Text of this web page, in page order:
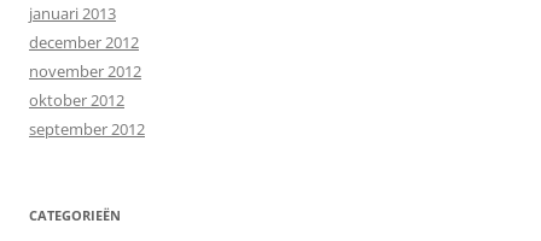
januari 2013
december 2012
november 2012
oktober 2012
september 2012
CATEGORIEËN